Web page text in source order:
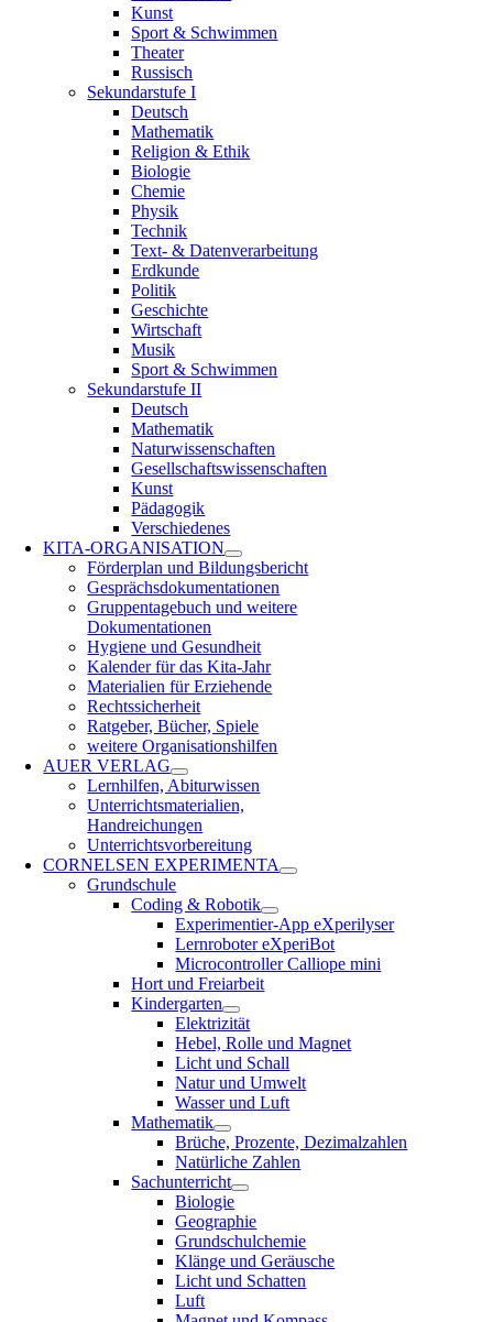
Kunst
Sport & Schwimmen
Theater
Russisch
Sekundarstufe I
Deutsch
Mathematik
Religion & Ethik
Biologie
Chemie
Physik
Technik
Text- & Datenverarbeitung
Erdkunde
Politik
Geschichte
Wirtschaft
Musik
Sport & Schwimmen
Sekundarstufe II
Deutsch
Mathematik
Naturwissenschaften
Gesellschaftswissenschaften
Kunst
Pädagogik
Verschiedenes
KITA-ORGANISATION
Förderplan und Bildungsbericht
Gesprächsdokumentationen
Gruppentagebuch und weitere
Dokumentationen
Hygiene und Gesundheit
Kalender für das Kita-Jahr
Materialien für Erziehende
Rechtssicherheit
Ratgeber, Bücher, Spiele
weitere Organisationshilfen
AUER VERLAG
Lernhilfen, Abiturwissen
Unterrichtsmaterialien,
Handreichungen
Unterrichtsvorbereitung
CORNELSEN EXPERIMENTA
Grundschule
Coding & Robotik
Experimentier-App eXperilyser
Lernroboter eXperiBot
Microcontroller Calliope mini
Hort und Freiarbeit
Kindergarten
Elektrizität
Hebel, Rolle und Magnet
Licht und Schall
Natur und Umwelt
Wasser und Luft
Mathematik
Brüche, Prozente, Dezimalzahlen
Natürliche Zahlen
Sachunterricht
Biologie
Geographie
Grundschulchemie
Klänge und Geräusche
Licht und Schatten
Luft